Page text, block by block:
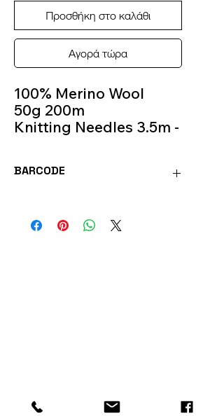
Προσθήκη στο καλάθι
Αγορά τώρα
100% Merino Wool
50g 200m
Knitting Needles 3.5m -
BARCODE